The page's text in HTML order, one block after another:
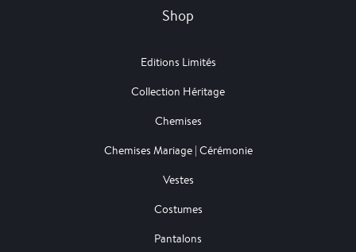
Shop
Editions Limités
Collection Héritage
Chemises
Chemises Mariage | Cérémonie
Vestes
Costumes
Pantalons